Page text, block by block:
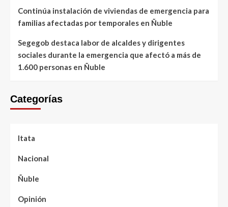
Continúa instalación de viviendas de emergencia para
familias afectadas por temporales en Ñuble
Segegob destaca labor de alcaldes y dirigentes
sociales durante la emergencia que afectó a más de
1.600 personas en Ñuble
Categorías
Itata
Nacional
Ñuble
Opinión